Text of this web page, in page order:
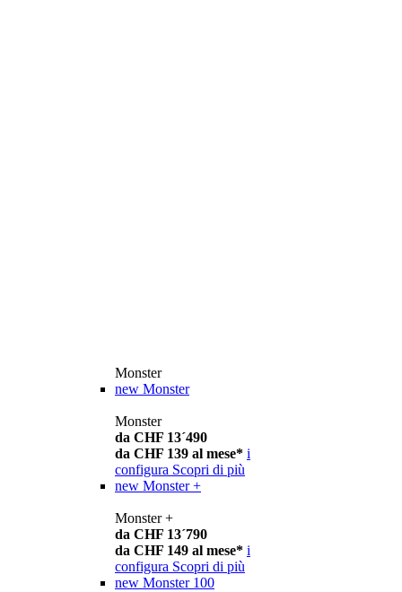
Monster
new Monster
Monster
da CHF 13´490
da CHF 139 al mese* i
configura Scopri di più
new Monster +
Monster +
da CHF 13´790
da CHF 149 al mese* i
configura Scopri di più
new Monster 100